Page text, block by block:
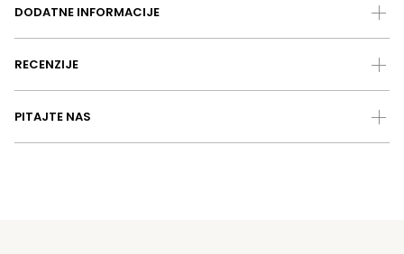
DODATNE INFORMACIJE
RECENZIJE
PITAJTE NAS